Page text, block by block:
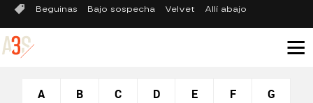
Beguinas Bajo sospecha Velvet Allí abajo
A B C D E F G